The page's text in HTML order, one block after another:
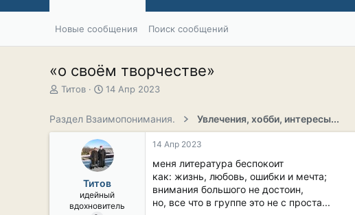
Новые сообщения Поиск сообщений
«о своём творчестве»
А
о
Титов
Д
а
а
ч
л
а
14 Апр 2023
Раздел Взаимопонимания. Увлечения, хобби, интересы...
Титов
идейный
вдохновитель
14 Апр 2023
меня литература беспокоит
как: жизнь, любовь, ошибки и мечта;
внимания большого не достоин,
но, все что в группе это не с проста...